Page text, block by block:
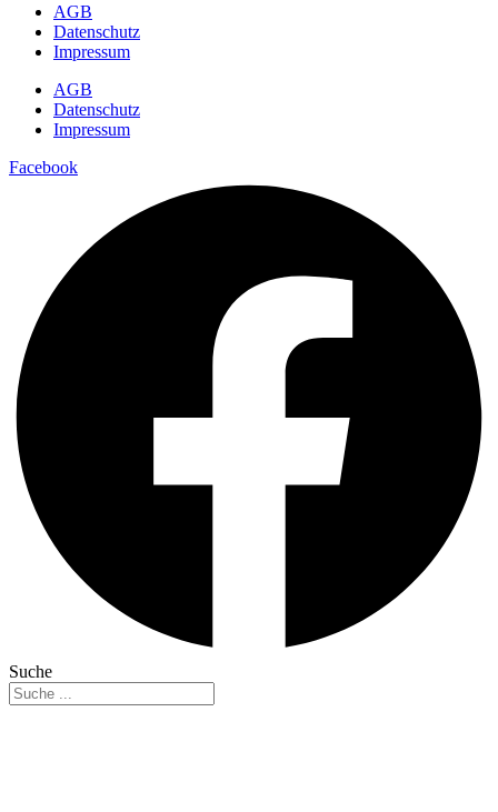
AGB
Datenschutz
Impressum
AGB
Datenschutz
Impressum
Facebook
Suche